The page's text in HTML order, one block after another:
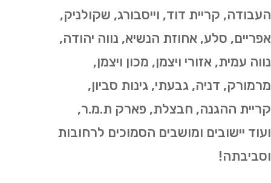
העבודה, קריית דוד, וייסבורג, שקולניק,
אפריים, סלע, אחוזת הנשיא, נווה יהודה,
נווה עמית, אזורי ויצמן, מכון ויצמן,
מרמורק, דניה, גבעתי, גינות סביון,
קריית ההגנה, חבצלת, פארק ת.מ.ר,
ועוד יישובים ומושבים הסמוכים לרחובות
וסביבתה!